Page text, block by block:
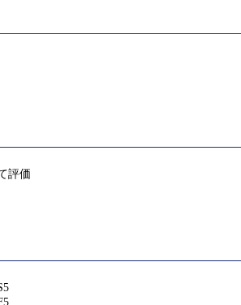
評価